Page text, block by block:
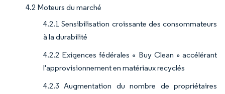
4.2 Moteurs du marché
4.2.1 Sensibilisation croissante des consommateurs
à la durabilité
4.2.2 Exigences fédérales « Buy Clean » accélérant
l'approvisionnement en matériaux recyclés
4.2.3 Augmentation du nombre de propriétaires